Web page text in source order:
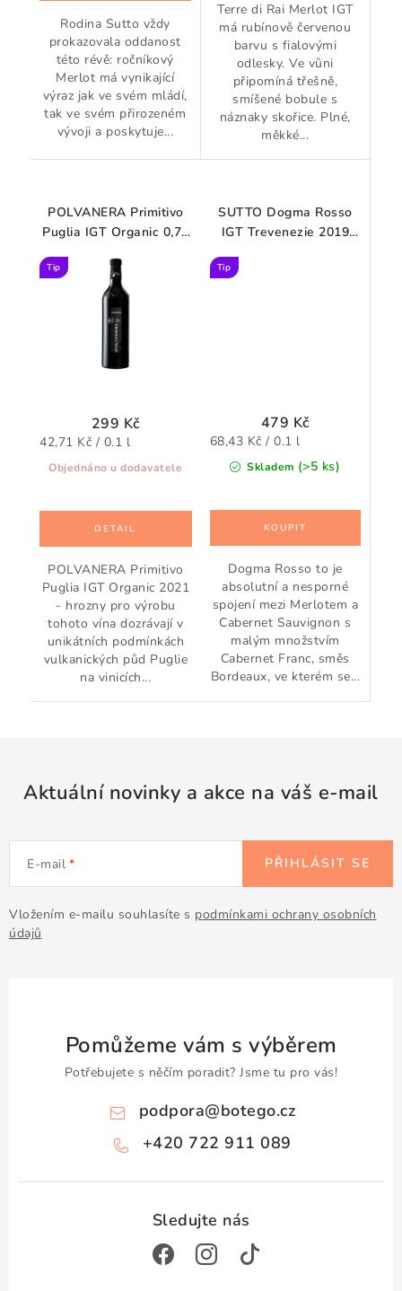
Rodina Sutto vždy
prokazovala oddanost
této révě: ročníkový
Merlot má vynikající
výraz jak ve svém mládí,
tak ve svém přirozeném
vývoji a poskytuje...
Terre di Rai Merlot IGT
má rubínově červenou
barvu s fialovými
odlesky. Ve vůni
připomíná třešně,
smíšené bobule s
náznaky skořice. Plné,
měkké...
POLVANERA Primitivo
Puglia IGT Organic 0,75
Tip
Objednáno u dodavatele
299 Kč
Měrná
cena:
42,71 Kč / 0.1 l
POLVANERA Primitivo
Puglia IGT Organic 2021
- hrozny pro výrobu
tohoto vína dozrávají v
unikátních podmínkách
vulkanických půd Puglie
na vinicích...
SUTTO Dogma Rosso
IGT Trevenezie 2019
Tip
Skladem (>5 ks)
479 Kč
Měrná
cena:
68,43 Kč / 0.1 l
Dogma Rosso to je
absolutní a nesporné
spojení mezi Merlotem a
Cabernet Sauvignon s
malým množstvím
Cabernet Franc, směs
Bordeaux, ve kterém se...
Aktuální novinky a akce na váš e-mail
E-mail
Vložením e-mailu souhlasíte s podmínkami ochrany osobních
údajů
PŘIHLÁSIT SE
Pomůžeme vám s výběrem
Potřebujete s něčím poradit? Jsme tu pro vás!
podpora@botego.cz
+420 722 911 089